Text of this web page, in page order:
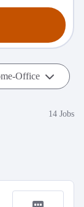
Office
14 Jobs